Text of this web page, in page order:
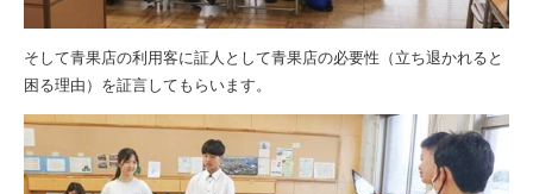
そして青果店の利用客に証人として青果店の必要性（立ち退かれると
困る理由）を証言してもらいます。